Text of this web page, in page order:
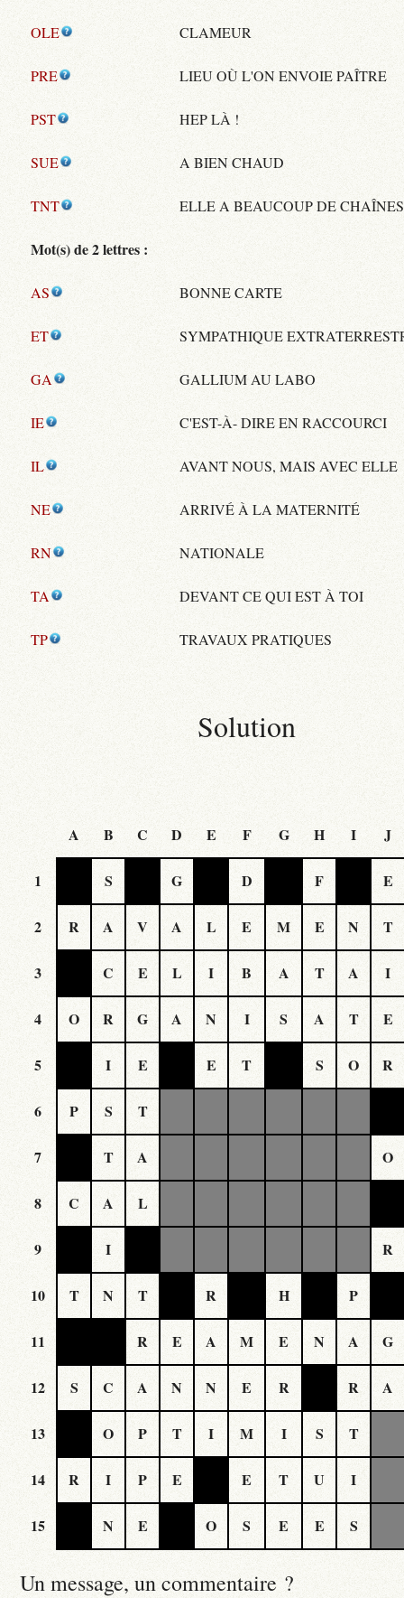
OLE CLAMEUR
PRE LIEU OÙ L'ON ENVOIE PAÎTRE
PST HEP LÀ !
SUE A BIEN CHAUD
TNT ELLE A BEAUCOUP DE CHAÎNES
Mot(s) de 2 lettres :
AS BONNE CARTE
ET SYMPATHIQUE
GA GALLIUM AU LABO
IE C'EST-À- DIRE EN RACCOURCI
IL AVANT NOUS, MAIS AVEC ELLE
NE ARRIVÉ À LA MATERNITÉ
RN NATIONALE
TA DEVANT CE QUI EST À TOI
TP TRAVAUX PRATIQUES
Solution
A B C D E F G H I J
1 S G D F E
2 R A V A L E M E N T
3 C E L I B A T A I
4 O R G A N I S A T E
5 I E E T S O R
6 P S T
7 T A O
8 C A L
9 I R
10 T N T R H P
11 R E A M E N A G
12 S C A N N E R R A
13 O P T I M I S T
14 R I P E E T U I
15 N E O S E E S
Un message, un commentaire ?